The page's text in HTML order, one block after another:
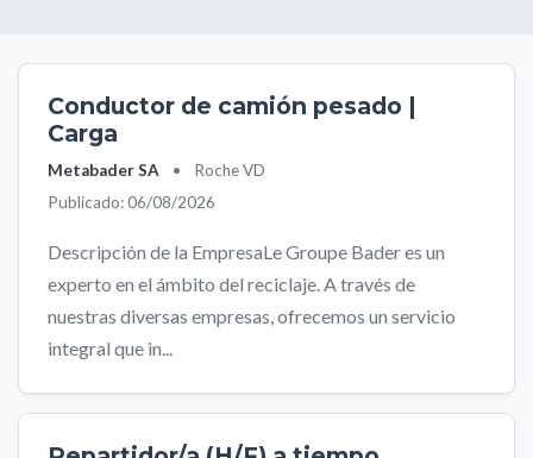
Conductor de camión pesado |
Carga
Metabader SA •
Roche VD
Publicado: 06/08/2026
Descripción de la EmpresaLe Groupe Bader es un
experto en el ámbito del reciclaje. A través de
nuestras diversas empresas, ofrecemos un servicio
integral que in...